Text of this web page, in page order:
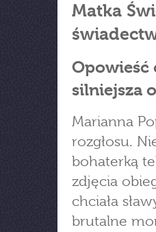
Matka
Opowieść
silniejsza
Marianna
rozgłosu.
bohaterką
zdjęcia
chciała
brutalne